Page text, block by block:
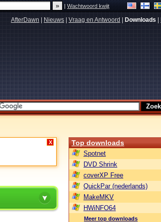
|Wachtwoord kwijt
AfterDawn Nieuws Vraag en Antwoord Downloads
X Top downloads
Spotnet
DVD Shrink
coverXP Free
QuickPar (nederlands)
MakeMKV
HWiNFO64
Meer top downloads